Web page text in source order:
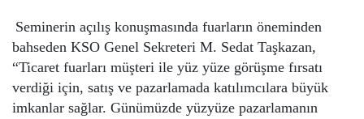
Seminerin açılış konuşmasında fuarların öneminden
bahseden KSO Genel Sekreteri M. Sedat Taşkazan,
“Ticaret fuarları müşteri ile yüz yüze görüşme fırsatı
verdiği için, satış ve pazarlamada katılımcılara büyük
imkanlar sağlar. Günümüzde yüzyüze pazarlamanın